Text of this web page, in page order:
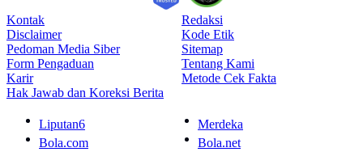
Kontak
Redaksi
Disclaimer
Kode Etik
Pedoman Media Siber
Sitemap
Form Pengaduan
Tentang Kami
Karir
Metode Cek Fakta
Hak Jawab dan Koreksi Berita
Liputan6
Merdeka
Bola.com
Bola.net